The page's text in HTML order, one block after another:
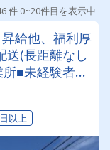
件 0~20件目を表示中
給他、福利厚
(長距離なし
■未経験者・
取得制度(大
以上